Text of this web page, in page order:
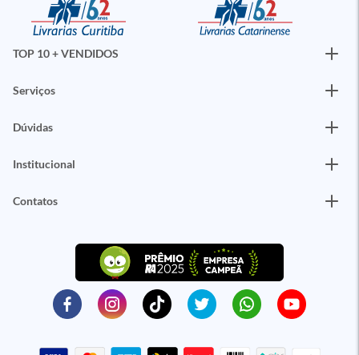
TOP 10 + VENDIDOS
Serviços
Dúvidas
Institucional
Contatos